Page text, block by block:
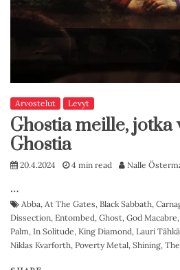
Arvostelut Levyt
Ghostia meille, jotka
Ghostia
20.4.2024 4 min read Nalle
…
Abba, At The Gates, Black Sabbath,
Dissection, Entombed, Ghost, God Macabre,
Palm, In Solitude, King Diamond, Lauri Tähkä
Niklas Kvarforth, Poverty Metal, Shining,